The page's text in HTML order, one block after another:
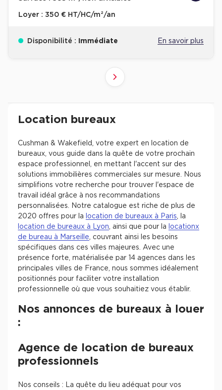
Loyer : 350 € HT/HC/m²/an
Disponibilité : Immédiate En savoir plus
Suivant
Revenir à l'accueil -
Location bureaux
Cushman & Wakefield, votre expert en location de
bureaux, vous guide dans la quête de votre prochain
espace professionnel, en mettant l'accent sur des
solutions immobilières commerciales sur mesure. Nous
simplifions votre recherche pour trouver l'espace de
travail idéal grâce à nos recommandations
personnalisées. Notre catalogue est riche de plus de
2020 offres pour la
location de bureaux à Paris, la
location de bureaux à Lyon, ainsi que pour la
locationx
de bureau à Marseille, couvrant ainsi les besoins
spécifiques dans ces villes majeures. Avec une
présence forte, matérialisée par 14 agences dans les
principales villes de France, nous sommes idéalement
positionnés pour faciliter votre installation
professionnelle où que vous souhaitiez vous établir.
Nos annonces de bureaux à louer
:
Agence de location de bureaux
professionnels
Nos conseils : La quête du lieu adéquat pour vos